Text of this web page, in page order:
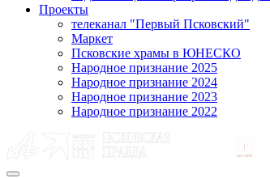
Проекты
телеканал "Первый Псковский"
Маркет
Псковские храмы в ЮНЕСКО
Народное признание 2025
Народное признание 2024
Народное признание 2023
Народное признание 2022